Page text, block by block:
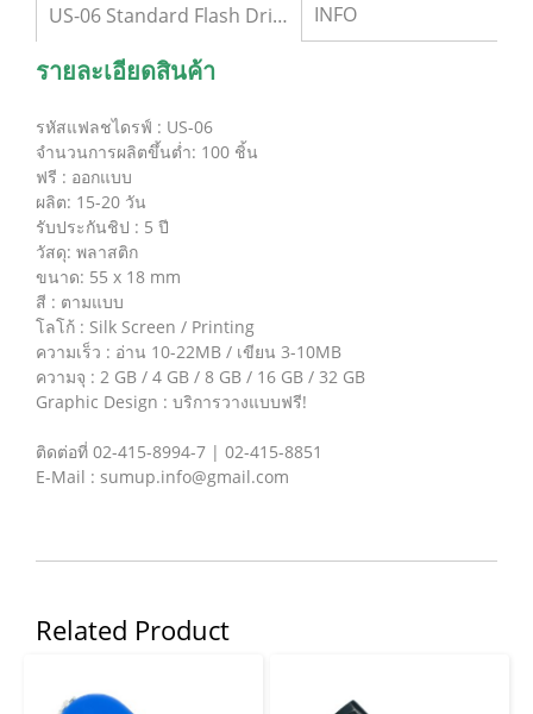
US-06 Standard Flash Drive แฟลชไดร์ฟมาตรฐาน INFO
รายละเอียดสินค้า
รหัสแฟลชไดรฟ์ : US-06
จำนวนการผลิตขึ้นต่ำ: 100 ชิ้น
ฟรี : ออกแบบ
ผลิต: 15-20 วัน
รับประกันชิป : 5 ปี
วัสดุ: พลาสติก
ขนาด: 55 x 18 mm
สี : ตามแบบ
โลโก้ : Silk Screen / Printing
ความเร็ว : อ่าน 10-22MB / เขียน 3-10MB
ความจุ : 2 GB / 4 GB / 8 GB / 16 GB / 32 GB
Graphic Design : บริการวางแบบฟรี!
ติดต่อที่ 02-415-8994-7 | 02-415-8851
E-Mail : sumup.info@gmail.com
Related Product